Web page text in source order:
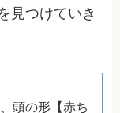
見つけていき
頭の形【赤ち